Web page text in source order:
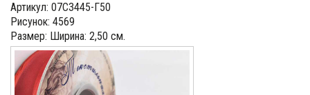
Артикул: 07С3445-Г50
Рисунок: 4569
Размер: Ширина: 2,50 см.